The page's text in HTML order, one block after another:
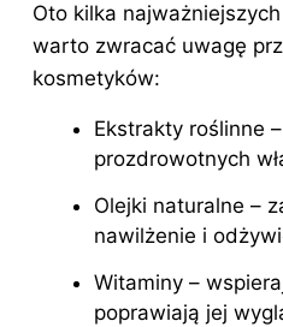
Oto kilka
warto zwracać uwagę
kosmetyków:
Ekstrakty roślinne
prozdrowotnych
Olejki naturalne –
nawilżenie i
Witaminy –
poprawiają jej